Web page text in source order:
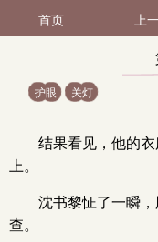
首页 上
护眼 关灯
结果看见，他的
上。
沈书黎怔了一瞬
查。